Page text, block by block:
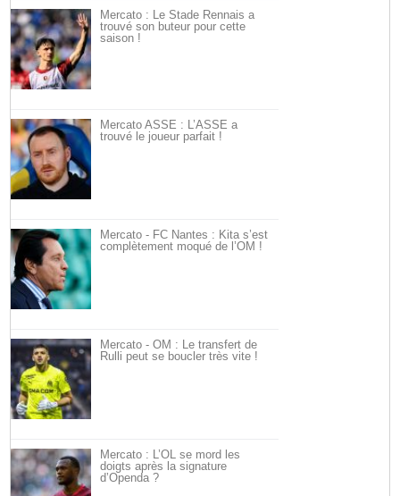
Mercato : Le Stade Rennais a
trouvé son buteur pour cette
saison !
Mercato ASSE : L’ASSE a
trouvé le joueur parfait !
Mercato - FC Nantes : Kita s’est
complètement moqué de l’OM !
Mercato - OM : Le transfert de
Rulli peut se boucler très vite !
Mercato : L’OL se mord les
doigts après la signature
d’Openda ?